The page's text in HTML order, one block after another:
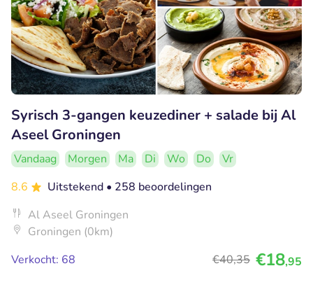
Syrisch 3-gangen keuzediner + salade bij Al
Aseel Groningen
Vandaag Morgen Ma Di Wo Do
Vr
8.6
Uitstekend • 258 beoordelingen
Al Aseel Groningen
Groningen (0km)
Verkocht: 68
€40,35 €18,95